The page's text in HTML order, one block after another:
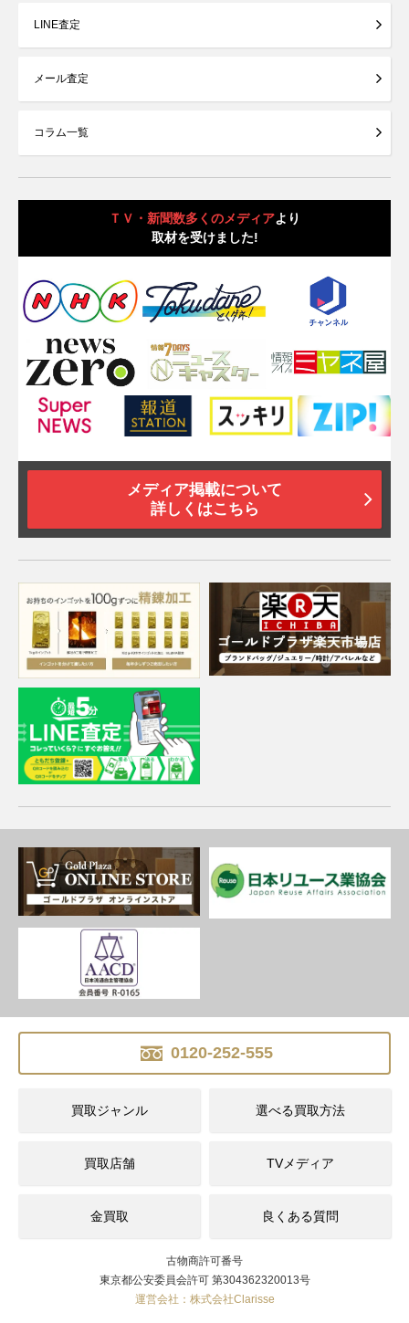
LINE査定
メール査定
コラム一覧
ＴＶ・新聞数多くのメディアより
取材を受けました!
メディア掲載について
詳しくはこちら
0120-252-555
買取ジャンル 選べる買取方法
買取店舗 TVメディア
金買取 良くある質問
古物商許可番号
東京都公安委員会許可 第304362320013号
運営会社：株式会社Clarisse